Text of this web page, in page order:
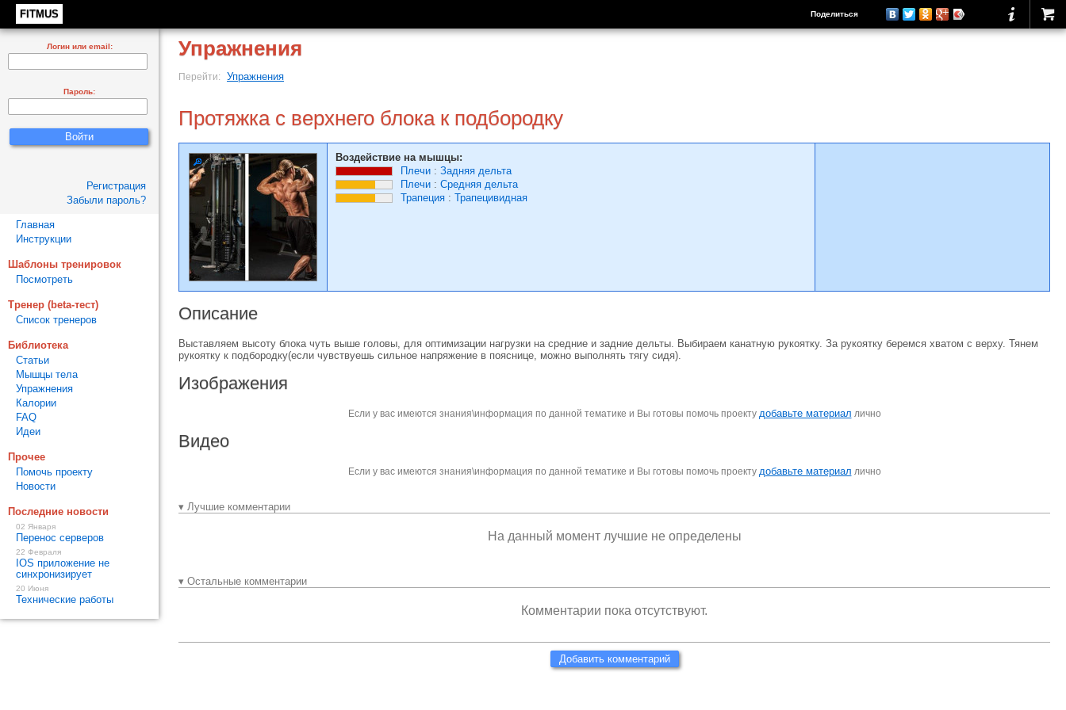
FITMUS Поделиться
Упражнения
Перейти: Упражнения
Протяжка с верхнего блока к подбородку
Воздействие на мышцы:
Плечи : Задняя дельта
Плечи : Средняя дельта
Трапеция : Трапецивидная
Описание
Выставляем высоту блока чуть выше головы, для оптимизации нагрузки на средние и задние дельты. Выбираем канатную рукоятку. За рукоятку беремся хватом с верху. Тянем
рукоятку к подбородку(если чувствуешь сильное напряжение в пояснице, можно выполнять тягу сидя).
Изображения
Если у вас имеются знания\информация по данной тематике и Вы готовы помочь проекту добавьте материал лично
Видео
Если у вас имеются знания\информация по данной тематике и Вы готовы помочь проекту добавьте материал лично
▾ Лучшие комментарии
На данный момент лучшие не определены
▾ Остальные комментарии
Комментарии пока отсутствуют.
Добавить комментарий
Логин или email:
Пароль:
Регистрация
Забыли пароль?
Главная
Инструкции
Шаблоны тренировок
Посмотреть
Тренер (beta-тест)
Список тренеров
Библиотека
Статьи
Мышцы тела
Упражнения
Калории
FAQ
Идеи
Прочее
Помочь проекту
Новости
Последние новости
02 Января
Перенос серверов
22 Февраля
IOS приложение не
синхронизирует
20 Июня
Технические работы